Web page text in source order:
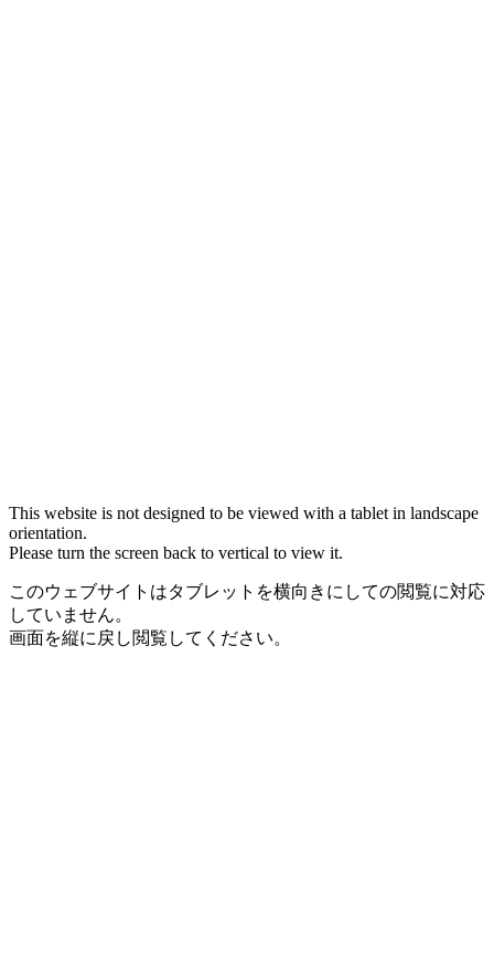
This website is not designed to be viewed with a tablet in landscape
orientation.
Please turn the screen back to vertical to view it.
このウェブサイトはタブレットを横向きにしての閲覧に対応
していません。
画面を縦に戻し閲覧してください。